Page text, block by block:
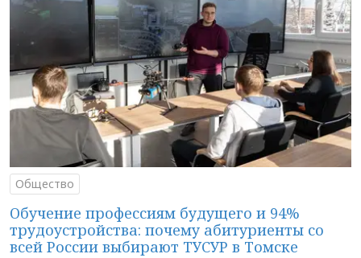
Общество
Обучение профессиям будущего и 94%
трудоустройства: почему абитуриенты со
всей России выбирают ТУСУР в Томске